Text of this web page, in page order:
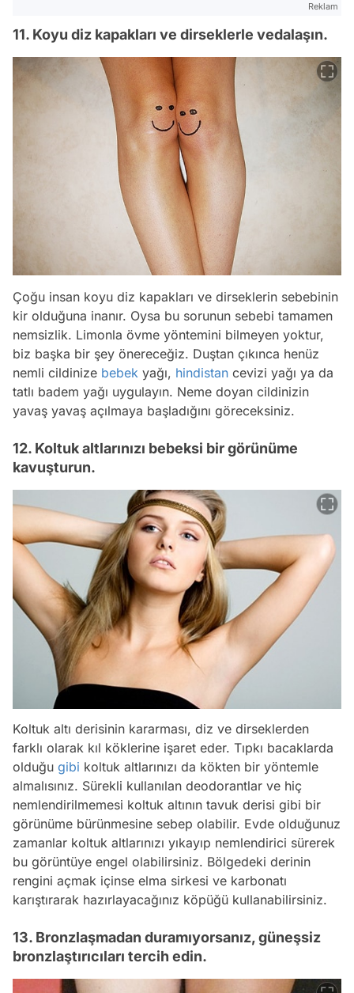
Reklam
11. Koyu diz kapakları ve dirseklerle vedalaşın.
Çoğu insan koyu diz kapakları ve dirseklerin sebebinin
kir olduğuna inanır. Oysa bu sorunun sebebi tamamen
nemsizlik. Limonla övme yöntemini bilmeyen yoktur,
biz başka bir şey önereceğiz. Duştan çıkınca henüz
nemli cildinize bebek yağı, hindistan cevizi yağı ya da
tatlı badem yağı uygulayın. Neme doyan cildinizin
yavaş yavaş açılmaya başladığını göreceksiniz.
12. Koltuk altlarınızı bebeksi bir görünüme
kavuşturun.
Koltuk altı derisinin kararması, diz ve dirseklerden
farklı olarak kıl köklerine işaret eder. Tıpkı bacaklarda
olduğu gibi koltuk altlarınızı da kökten bir yöntemle
almalısınız. Sürekli kullanılan deodorantlar ve hiç
nemlendirilmemesi koltuk altının tavuk derisi gibi bir
görünüme bürünmesine sebep olabilir. Evde olduğunuz
zamanlar koltuk altlarınızı yıkayıp nemlendirici sürerek
bu görüntüye engel olabilirsiniz. Bölgedeki derinin
rengini açmak içinse elma sirkesi ve karbonatı
karıştırarak hazırlayacağınız köpüğü kullanabilirsiniz.
13. Bronzlaşmadan duramıyorsanız, güneşsiz
bronzlaştırıcıları tercih edin.